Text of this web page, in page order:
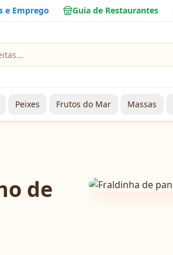
e Emprego Guia de Restaurantes
Peixes Frutos do Mar Massas
de